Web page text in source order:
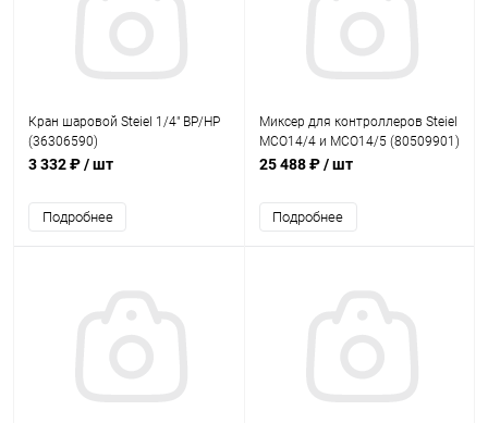
Кран шаровой Steiel 1/4" ВР/НР
(36306590)
3 332 ₽/ шт
Подробнее
Миксер для контроллеров Steiel
МСО14/4 и МСО14/5 (80509901)
25 488 ₽/ шт
Подробнее